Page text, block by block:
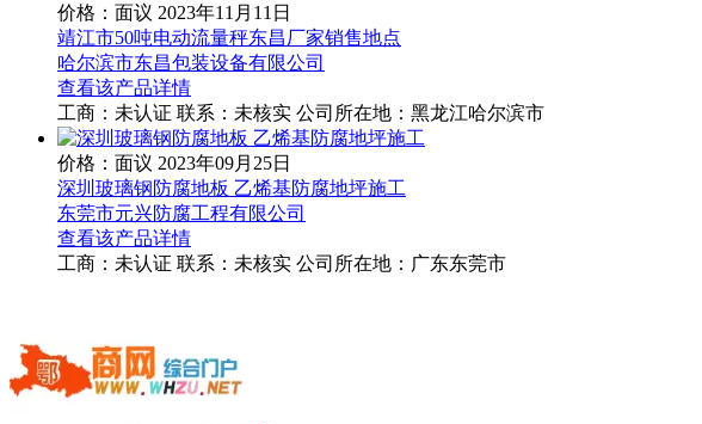
价格：面议 2023年11月11日
靖江市50吨电动流量秤东昌厂家销售地点
哈尔滨市东昌包装设备有限公司
查看该产品详情
工商： 未认证 联系： 未核实 公司所在地：黑龙江哈尔滨市
价格：面议 2023年09月25日
深圳玻璃钢防腐地板 乙烯基防腐地坪施工
东莞市元兴防腐工程有限公司
查看该产品详情
工商： 未认证 联系： 未核实 公司所在地：广东东莞市